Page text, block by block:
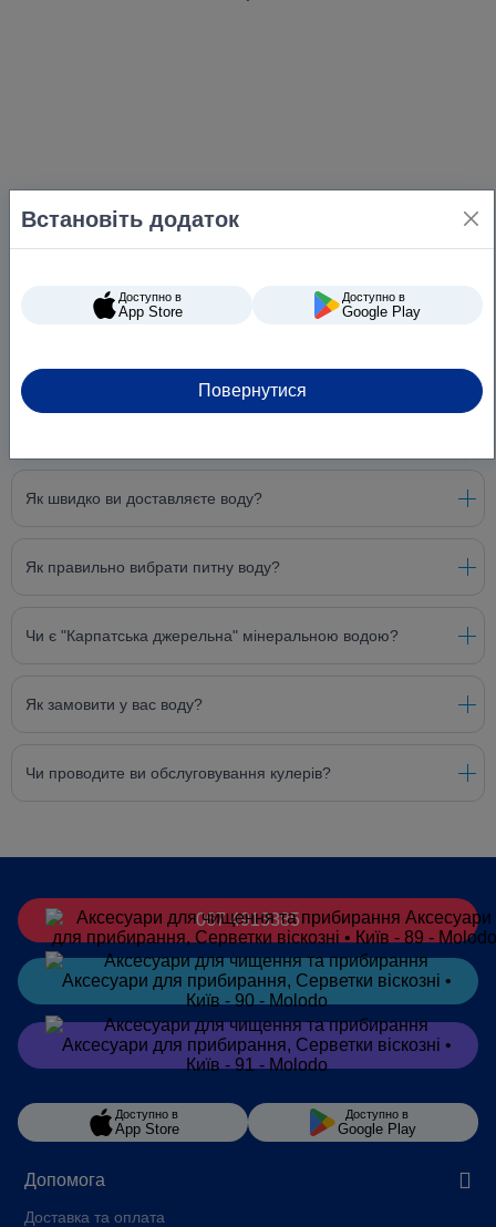
Питання та відповіді
Як швидко ви доставляєте воду?
Як правильно вибрати питну воду?
Чи є "Карпатська джерельна" мінеральною водою?
Як замовити у вас воду?
Чи проводите ви обслуговування кулерів?
Допомога
Доставка та оплата
067 4913385
Замовитив Telegram
Замовитив Viber
Доступно в
App Store
Доступно в
Google Play
Встановіть додаток
Доступно в
App Store
Доступно в
Google Play
Повернутися